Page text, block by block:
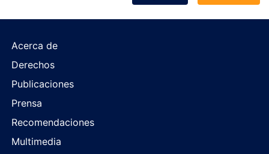
Acerca de
Derechos
Publicaciones
Prensa
Recomendaciones
Multimedia